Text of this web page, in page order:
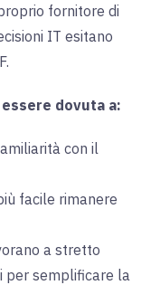
fornitore di
IT esitano
dovuta a:
con il
facile rimanere
a stretto
per semplificare la